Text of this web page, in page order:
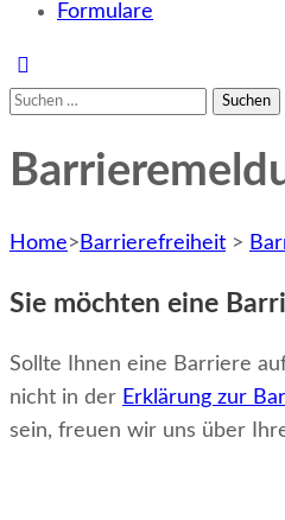
Formulare
Suchen
Home> Barrierefreiheit >
Sie möchten eine
Sollte Ihnen eine Barriere
nicht in der Erklärung zur
sein, freuen wir uns über